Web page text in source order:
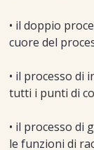
• il doppio
cuore del
• il processo di
tutti i punti di
• il processo di
le funzioni di